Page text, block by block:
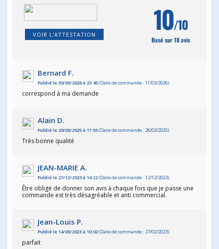
VOIR L'ATTESTATION 10/10
Basé sur 18 avis
Bernard F.
Publié le 30/03/2026 à 23:45(Date de commande : 11/03/2026)
correspond à ma demande
Alain D.
Publié le 20/03/2025 à 11:55(Date de commande : 28/02/2025)
Très bonne qualité
JEAN-MARIE A.
Publié le 27/12/2023 à 14:22(Date de commande : 12/12/2023)
Être obligé de donner son avis à chaque fois que je passe une
commande est très désagréable et anti commercial.
Jean-Louis P.
Publié le 14/03/2023 à 10:02(Date de commande : 27/02/2023)
parfait